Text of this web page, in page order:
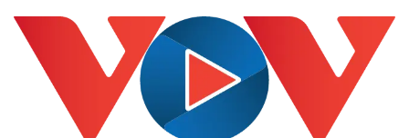
eSports
Hậu trường